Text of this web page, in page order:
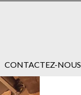
CONTACTEZ-NOUS